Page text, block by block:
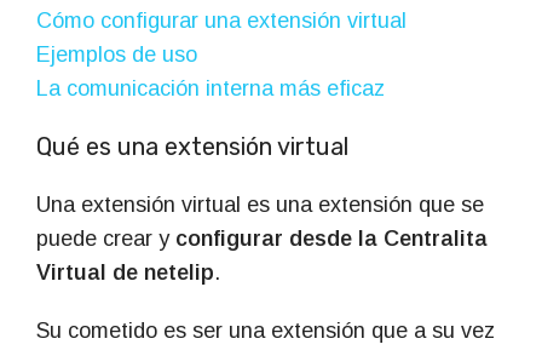
Cómo configurar una extensión virtual
Ejemplos de uso
La comunicación interna más eficaz
Qué es una extensión virtual
Una extensión virtual es una extensión que se
puede crear y configurar desde la Centralita
Virtual de netelip.
Su cometido es ser una extensión que a su vez